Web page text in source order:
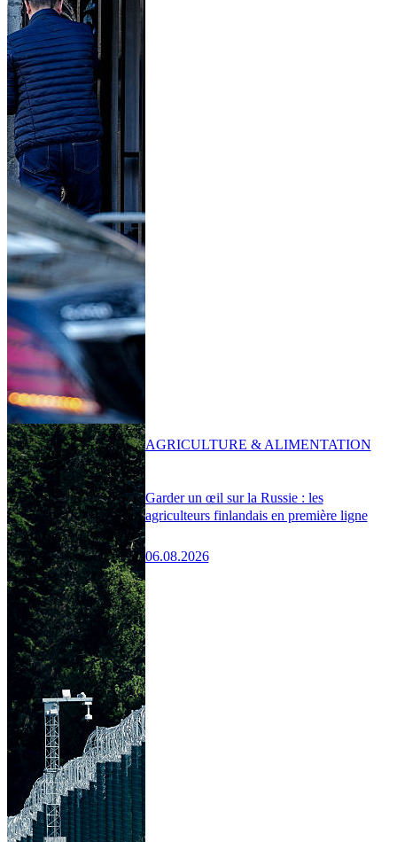
Garder un œil sur la Russie : les
agriculteurs finlandais en première ligne
06.08.2026
AGRICULTURE & ALIMENTATION